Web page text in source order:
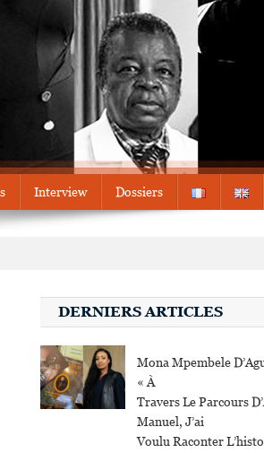
Interview Dossiers
DERNIERS ARTICLES
Mona Mpembele
« À
Travers Le Parcours
Manuel, J’ai
Voulu Raconter